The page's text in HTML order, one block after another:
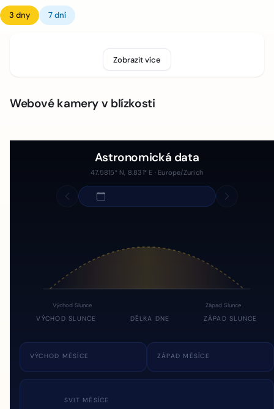
3 dny 7 dní
Zobrazit více
Webové kamery v blízkosti
Astronomická data
47.5815° N, 8.831° E · Europe/Zurich
Východ Slunce Západ Slunce
VÝCHOD SLUNCE DÉLKA DNE ZÁPAD SLUNCE
VÝCHOD MĚSÍCE ZÁPAD MĚSÍCE
SVIT MĚSÍCE